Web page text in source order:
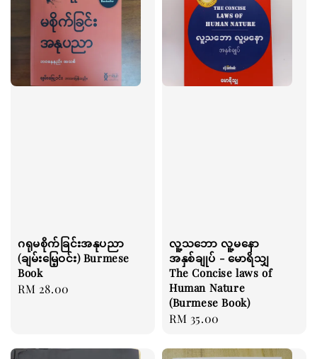
ဂရုမစိုက်ခြင်းအနုပညာ
(ချမ်းမြေ့ဝင်း) Burmese
Book
Regular
RM 28.00
လူ့သဘော လူ့မနော
အနှစ်ချုပ် - မောရိသျှ
The Concise laws of
Human Nature
(Burmese Book)
Regular
RM 35.00